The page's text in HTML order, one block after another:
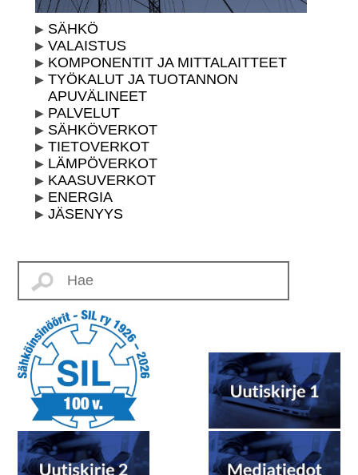
SÄHKÖ
VALAISTUS
KOMPONENTIT JA MITTALAITTEET
TYÖKALUT JA TUOTANNON
APUVÄLINEET
PALVELUT
SÄHKÖVERKOT
TIETOVERKOT
LÄMPÖVERKOT
KAASUVERKOT
ENERGIA
JÄSENYYS